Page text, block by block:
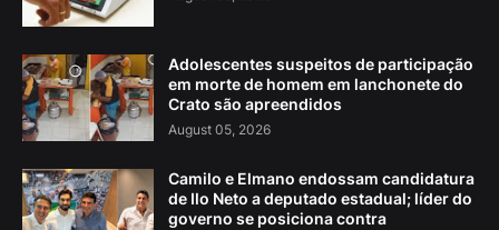
Adolescentes suspeitos de participação
em morte de homem em lanchonete do
Crato são apreendidos
August 05, 2026
Camilo e Elmano endossam candidatura
de Ilo Neto a deputado estadual; líder do
governo se posiciona contra